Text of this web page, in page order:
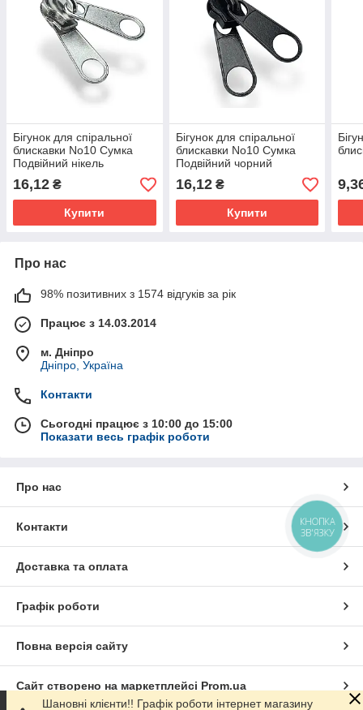
Бігунок для спіральної
блискавки No10 Сумка
Подвійний нікель
16,12 ₴
Купити
Бігунок для спіральної
блискавки No10 Сумка
Подвійний чорний
16,12₴
Купити
Про нас
98% позитивних з 1574 відгуків за рік
Працює з 14.03.2014
м. Дніпро
Дніпро, Україна
Контакти
Сьогодні працює з 10:00 до 15:00
Показати весь графік роботи
Про нас
Контакти
Доставка та оплата
Графік роботи
Повна версія сайту
Сайт створено на маркетплейсі Prom.ua
Шановні клієнти!! Графік роботи інтернет магазину
КНОПКА
ЗВ'ЯЗКУ